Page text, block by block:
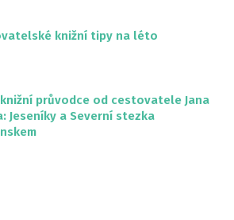
knižní tipy na léto
průvodce od cestovatele Jana
Jeseníky a Severní stezka